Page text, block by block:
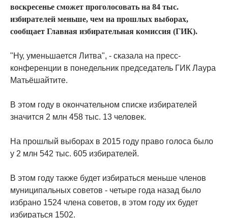
воскресенье сможет проголосовать на 84 тыс.
избирателей меньше, чем на прошлых выборах,
сообщает Главная избирательная комиссия (ГИК).
"Ну, уменьшается Литва", - сказала на пресс-
конференции в понедельник председатель ГИК Лаура
Матьёшайтите.
В этом году в окончательном списке избирателей
значится 2 млн 458 тыс. 13 человек.
На прошлый выборах в 2015 году право голоса было
у 2 млн 542 тыс. 605 избирателей.
В этом году также будет избираться меньше членов
муниципальных советов - четыре года назад было
избрано 1524 члена советов, в этом году их будет
избираться 1502.